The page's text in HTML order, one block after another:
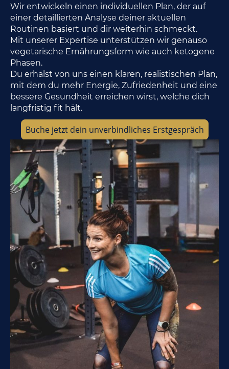
Wir entwickeln einen individuellen Plan, der auf
einer detaillierten Analyse deiner aktuellen
Routinen basiert und dir weiterhin schmeckt.
Mit unserer Expertise unterstützen wir genauso
vegetarische Ernährungsform wie auch ketogene
Phasen.
Du erhälst von uns einen klaren, realistischen Plan,
mit dem du mehr Energie, Zufriedenheit und eine
bessere Gesundheit erreichen wirst, welche dich
langfristig fit hält.
Buche jetzt dein unverbindliches Erstgespräch